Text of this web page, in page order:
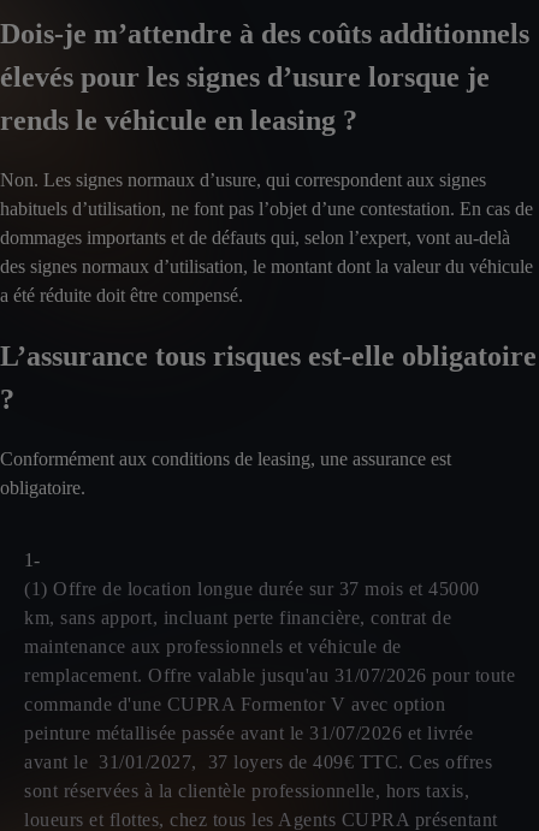
Dois-je m’attendre à des coûts additionnels
élevés pour les signes d’usure lorsque je
rends le véhicule en leasing ?
Non. Les signes normaux d’usure, qui correspondent aux signes
habituels d’utilisation, ne font pas l’objet d’une contestation. En cas de
dommages importants et de défauts qui, selon l’expert, vont au-delà
des signes normaux d’utilisation, le montant dont la valeur du véhicule
a été réduite doit être compensé.
L’assurance tous risques est-elle obligatoire
?
Conformément aux conditions de leasing, une assurance est
obligatoire.
1-
(1) Offre de location longue durée sur 37 mois et 45000
km, sans apport, incluant perte financière, contrat de
maintenance aux professionnels et véhicule de
remplacement. Offre valable jusqu'au 31/07/2026 pour toute
commande d'une CUPRA Formentor V avec option
peinture métallisée passée avant le 31/07/2026 et livrée
avant le 31/01/2027, 37 loyers de 409€ TTC. Ces offres
sont réservées à la clientèle professionnelle, hors taxis,
loueurs et flottes, chez tous les Agents CUPRA présentant